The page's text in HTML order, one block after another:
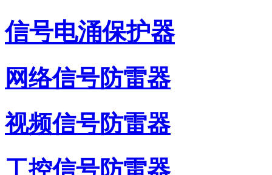
信号电涌保护器
网络信号防雷器
视频信号防雷器
工控信号防雷器